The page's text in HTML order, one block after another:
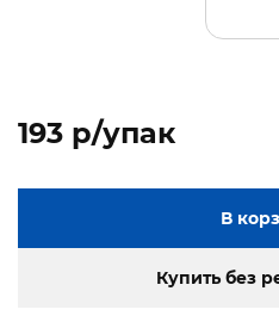
193 p/упак
В
Купить без